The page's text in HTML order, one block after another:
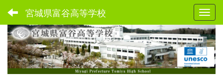
宮城県富谷高等学校